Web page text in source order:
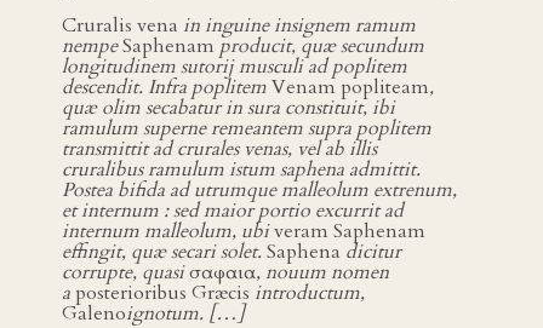
Cruralis vena in inguine insignem ramum
nempeSaphenam producit, quæ secundum
longitudinem sutorij musculi ad poplitem
descendit. Infra poplitemVenam popliteam,
quæ olim secabatur in sura constituit, ibi
ramulum superne remeantem supra poplitem
transmittit ad crurales venas, vel ab illis
cruralibus ramulum istum saphena admittit.
Postea bifida ad utrumque malleolum extrenum,
et internum : sed maior portio excurrit ad
internum malleolum, ubiveram Saphenam
effingit, quæ secari solet. Saphena dicitur
corrupte, quasiσαφαια, nouum nomen
aposterioribus Græcis introductum,
Galenoignotum. […]